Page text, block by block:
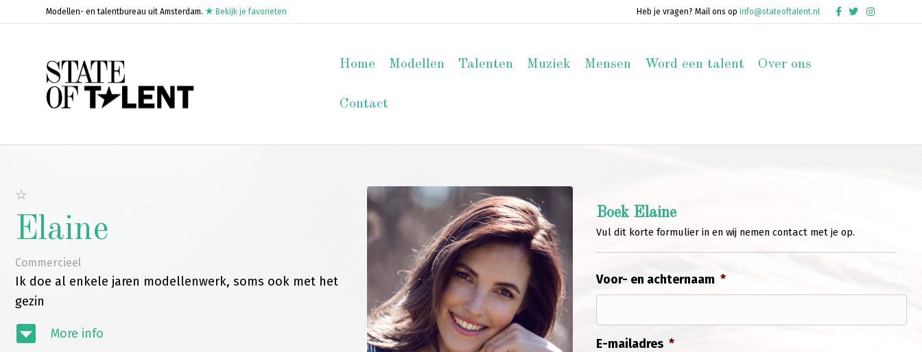
Modellen- en talentbureau uit Amsterdam. Bekijk je favorieten Heb je vragen? Mail ons op info@stateoftalent.nl Facebook
TwitterInstagram
Home Modellen Talenten Muziek Mensen Word een talent Over ons
Contact
Elaine
Commercieel
Ik doe al enkele jaren modellenwerk, soms ook met het
gezin
More info
Boek Elaine
Vul dit korte formulier in en wij nemen contact met je op.
Voor- en achternaam *
E-mailadres *